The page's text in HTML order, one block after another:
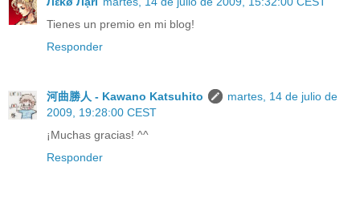
Tienes un premio en mi blog!
Responder
河曲勝人 - Kawano Katsuhito
martes, 14 de julio de
2009, 19:28:00 CEST
¡Muchas gracias! ^^
Responder